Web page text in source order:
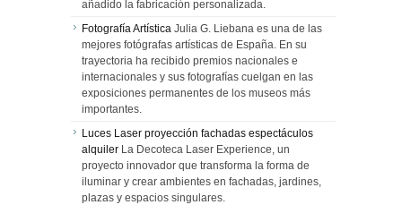
añadido la fabricación personalizada.
Fotografía Artística Julia G. Liebana es una de las
mejores fotógrafas artísticas de España. En su
trayectoria ha recibido premios nacionales e
internacionales y sus fotografías cuelgan en las
exposiciones permanentes de los museos más
importantes.
Luces Laser proyección fachadas espectáculos
alquiler La Decoteca Laser Experience, un
proyecto innovador que transforma la forma de
iluminar y crear ambientes en fachadas, jardines,
plazas y espacios singulares.